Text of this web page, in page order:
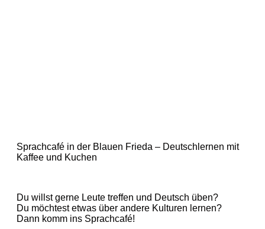
Sprachcafé in der Blauen Frieda – Deutschlernen mit
Kaffee und Kuchen
Du willst gerne Leute treffen und Deutsch üben?
Du möchtest etwas über andere Kulturen lernen?
Dann komm ins Sprachcafé!